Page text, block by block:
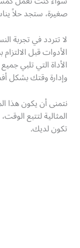
صغيرة، ستجد حلاً
لا تتردد في تجربة
الأدوات قبل
الأداة التي تلبي
وإدارة وقتك بشكل
نتمنى أن يكون هذا
المثالية لتتبع
تكون لديك.